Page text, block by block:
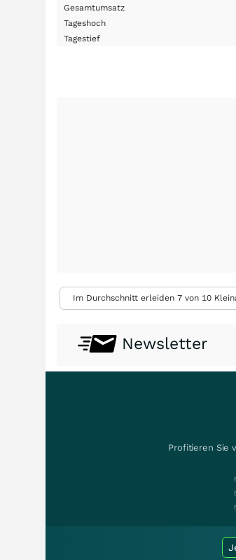
Gesamtumsatz
Tageshoch
Tagestief
Im Durchschnitt erleiden 7 von 10
Newsletter
Profitieren Sie